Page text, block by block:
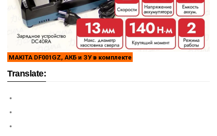
MAKITA DF001GZ, АКБ и ЗУ в комплекте
Translate: